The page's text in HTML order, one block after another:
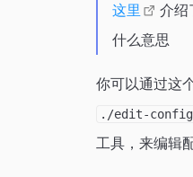
这里
介绍
什么意思
你可以通过这
./edit-
工具，来编辑